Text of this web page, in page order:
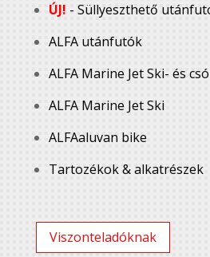
ÚJ! - Süllyeszthető
ALFA utánfutók
ALFA Marine Jet Ski- és
ALFA Marine Jet Ski
ALFAaluvan bike
Tartozékok & alkatrészek
Viszonteladóknak